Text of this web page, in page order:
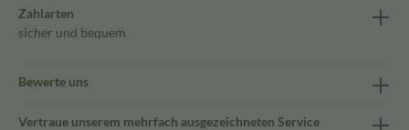
Zahlarten
sicher und bequem
Bewerte uns
Vertraue unserem mehrfach ausgezeichneten Service